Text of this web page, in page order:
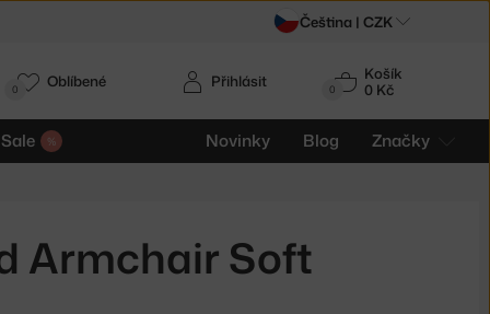
0
Košík
0 Kč
Novinky Blog Značky
Přihlásit
0 Oblíbené
Armchair Soft
Čeština | CZK